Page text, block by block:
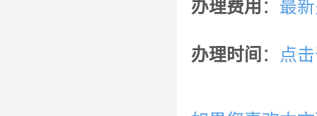
办理费用 ： 最
办理时间 ： 点